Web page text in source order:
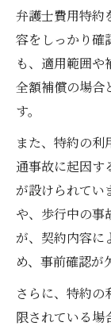
弁護士費用特約
容をしっかり確
も、適用範囲や
全額補償の場合
す。
また、特約の利
通事故に起因す
が設けられてい
や、歩行中の事
が、契約内容に
め、事前確認が
さらに、特約の
限されている場